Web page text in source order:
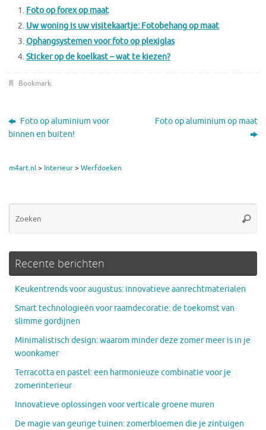
Foto op forex op maat
Uw woning is uw visitekaartje: Fotobehang op maat
Ophangsystemen voor foto op plexiglas
Sticker op de koelkast – wat te kiezen?
Bookmark.
Foto op aluminium voor
binnen en buiten!
Foto op aluminium op maat
m4art.nl> Interieur>Werfdoeken
Recente berichten
Keukentrends voor augustus: innovatieve aanrechtmaterialen
Smart technologieën voor raamdecoratie: de toekomst van
slimme gordijnen
Minimalistisch design: waarom minder deze zomer meer is in je
woonkamer
Terracotta en pastel: een harmonieuze combinatie voor je
zomerinterieur
Innovatieve oplossingen voor verticale groene muren
De magie van geurige tuinen: zomerbloemen die je zintuigen